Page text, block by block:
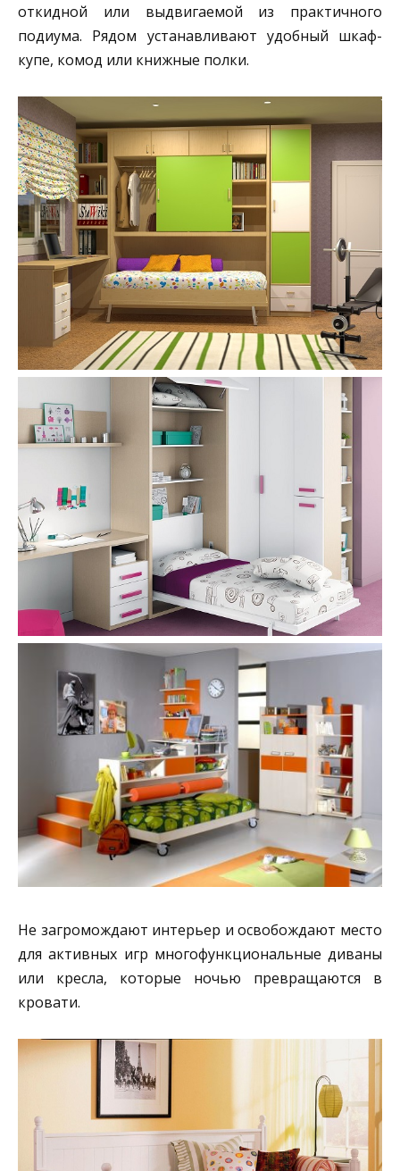
откидной или выдвигаемой из практичного
подиума. Рядом устанавливают удобный шкаф-
купе, комод или книжные полки.
Не загромождают интерьер и освобождают место
для активных игр многофункциональные диваны
или кресла, которые ночью превращаются в
кровати.